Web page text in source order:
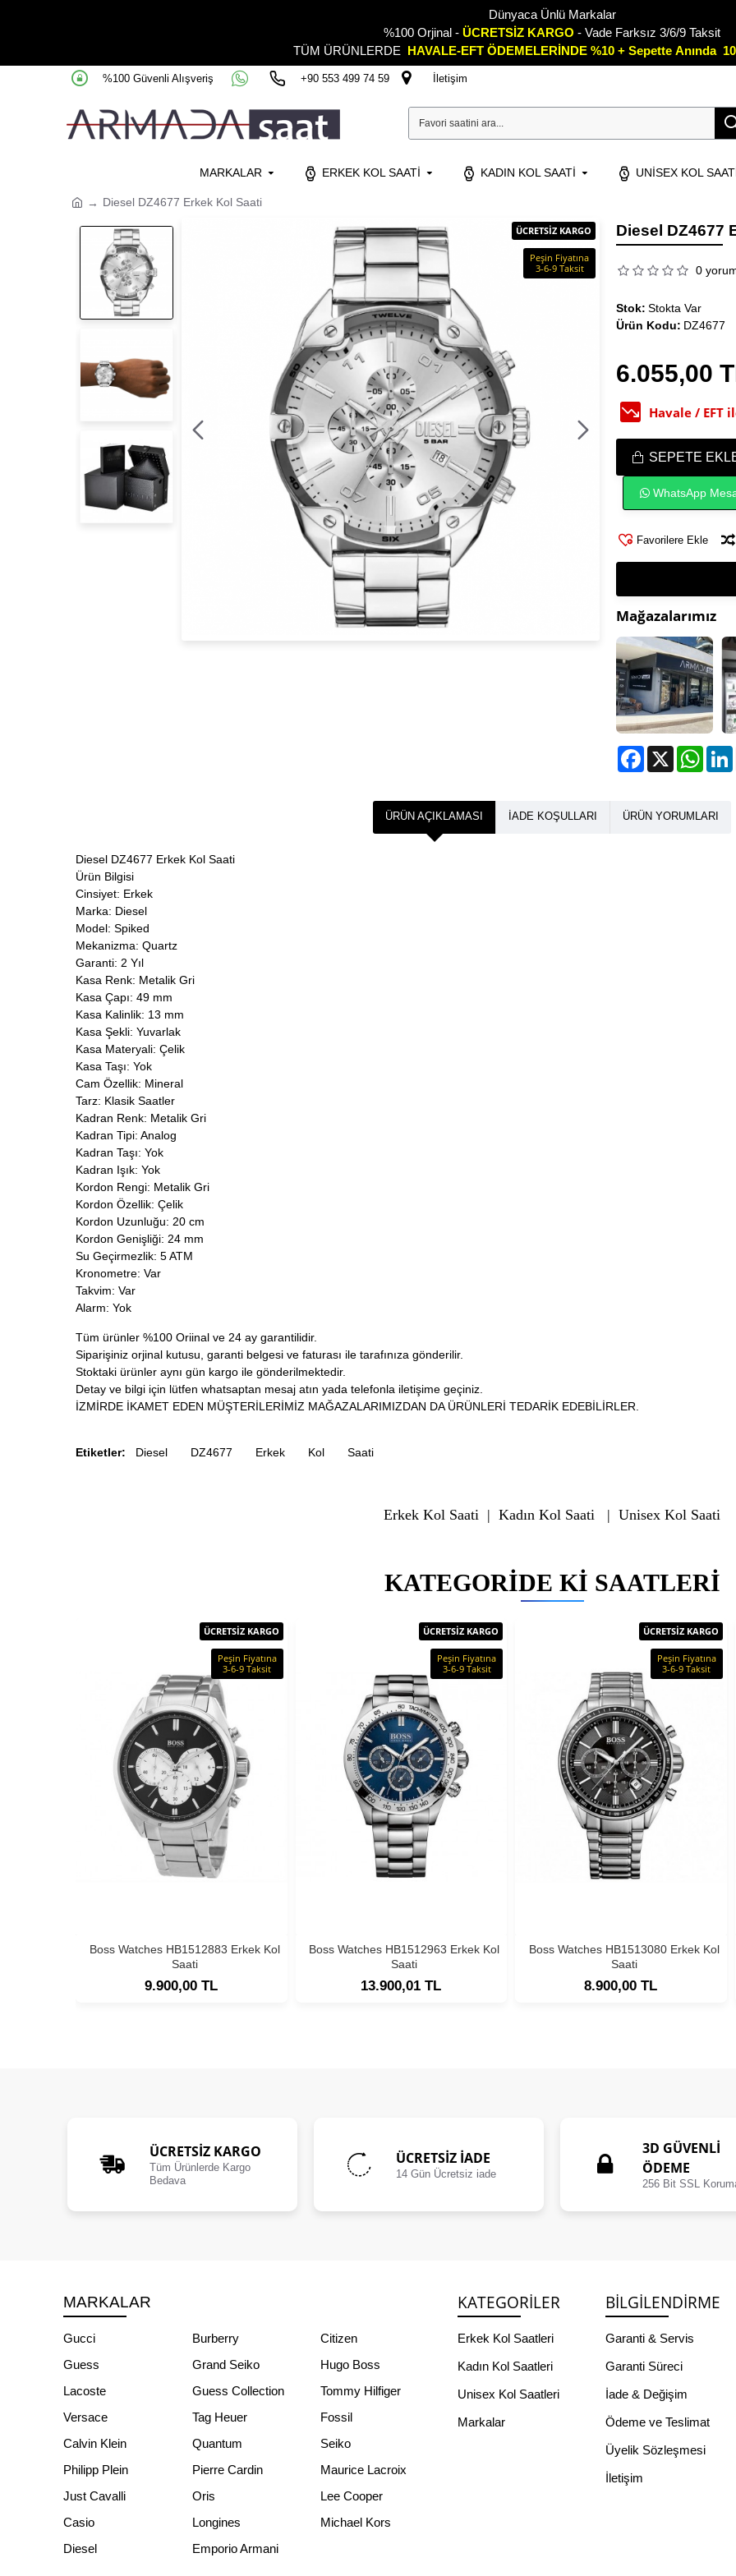
Dünyaca Ünlü Markalar
%100 Orjinal - ÜCRETSİZ KARGO - Vade Farksız 3/6/9 Taksit
TÜM ÜRÜNLERDE HAVALE-EFT ÖDEMELERİNDE %10 + Sepette Anında
%100 Güvenli Alışveriş +90 553 499 74 59 İletişim
MARKALAR ERKEK KOL SAATI KADIN KOL SAATI UNISEX KOL
Diesel DZ4677 Erkek Kol Saati
ÜCRETSİZ KARGO
Peşin Fiyatına
3-6-9 Taksit
Diesel DZ4677
0
6.055,00
Havale / EFT
Stok: Stokta Var
Ürün Kodu: DZ4677
SEPETE
WhatsApp
Favorilere Ekle
Mağazalarımız
Facebook
X
ÜRÜN AÇIKLAMASI İADE KOŞULLARI ÜRÜN YORUMLARI
Diesel DZ4677 Erkek Kol Saati
Ürün Bilgisi
Cinsiyet: Erkek
Marka: Diesel
Model: Spiked
Mekanizma: Quartz
Garanti: 2 Yıl
Kasa Renk: Metalik Gri
Kasa Çapı: 49 mm
Kasa Kalinlik: 13 mm
Kasa Şekli: Yuvarlak
Kasa Materyali: Çelik
Kasa Taşı: Yok
Cam Özellik: Mineral
Tarz: Klasik Saatler
Kadran Renk: Metalik Gri
Kadran Tipi: Analog
Kadran Taşı: Yok
Kadran Işık: Yok
Kordon Rengi: Metalik Gri
Kordon Özellik: Çelik
Kordon Uzunluğu: 20 cm
Kordon Genişliği: 24 mm
Su Geçirmezlik: 5 ATM
Kronometre: Var
Takvim: Var
Alarm: Yok
Tüm ürünler %100 Oriinal ve 24 ay garantilidir.
Siparişiniz orjinal kutusu, garanti belgesi ve faturası ile tarafınıza gönderilir.
Stoktaki ürünler aynı gün kargo ile gönderilmektedir.
Detay ve bilgi için lütfen whatsaptan mesaj atın yada telefonla iletişime geçiniz.
İZMİRDE İKAMET EDEN MÜŞTERİLERİMİZ MAĞAZALARIMIZDAN DA ÜRÜNLERİ TEDARİK EDEBİLİRLER.
Etiketler: Diesel DZ4677 Erkek Kol Saati
Erkek Kol Saati | Kadın Kol Saati | Unisex Kol Saati
KATEGORIDE KI SAATLERI
ÜCRETSİZ KARGO
Peşin Fiyatına
3-6-9 Taksit
Boss Watches HB1512883 Erkek Kol
Saati
9.900,00 TL
ÜCRETSİZ KARGO
Peşin Fiyatına
3-6-9 Taksit
Boss Watches HB1512963 Erkek Kol
Saati
13.900,01 TL
ÜCRETSİZ KARGO
Peşin Fiyatına
3-6-9 Taksit
Boss Watches HB1513080 Erkek Kol
Saati
8.900,00 TL
ÜCRETSIZ KARGO
Tüm Ürünlerde Kargo
Bedava
ÜCRETSIZ İADE
14 Gün Ücretsiz iade
3D GÜVENLİ
ÖDEME
256 Bit SSL
MARKALAR
Gucci Burberry
Citizen
Guess
Grand Seiko
Hugo Boss
Lacoste
Guess Collection
Tommy Hilfiger
Versace
Tag Heuer
Fossil
Calvin Klein
Quantum
Seiko
Philipp Plein
Pierre Cardin
Maurice Lacroix
Just Cavalli
Oris
Lee Cooper
Casio
Longines
Michael Kors
Diesel
Emporio Armani
KATEGORILER
Erkek Kol Saatleri
Kadın Kol Saatleri
Unisex Kol Saatleri
Markalar
BILGILENDIRME
Garanti & Servis
Garanti Süreci
İade & Değişim
Ödeme ve Teslimat
Üyelik Sözleşmesi
İletişim